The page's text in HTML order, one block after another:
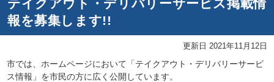
テイクアウト・デリバリーサービス掲載情
報を募集します!!
更新日 2021年11月12日
市では、ホームページにおいて「テイクアウト・デリバリーサービ
ス情報」を市民の方に広く公開しています。